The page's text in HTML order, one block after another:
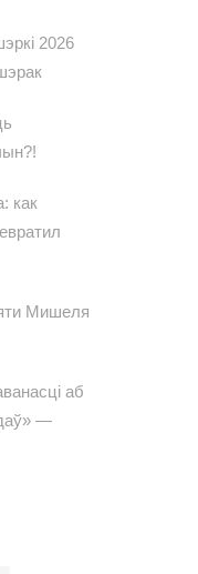
2026
как
Мишеля
аб
—